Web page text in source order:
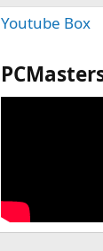
Youtube Box